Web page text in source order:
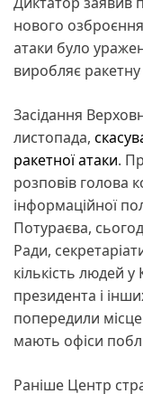
нового
атаки було
виробляє ракетну
Засідання
листопада,
ракетної атаки.
розповів голова
інформаційної
Потураєва,
Ради,
кількість людей у
президента і
попередили
мають офіси
Раніше Центр